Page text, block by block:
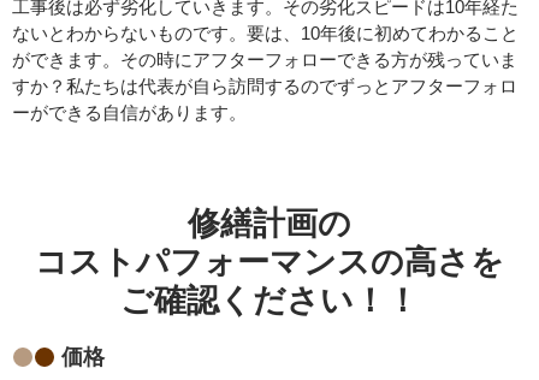
工事後は必ず劣化していきます。その劣化スピードは10年経た
ないとわからないものです。要は、10年後に初めてわかること
ができます。その時にアフターフォローできる方が残っていま
すか？私たちは代表が自ら訪問するのでずっとアフターフォロ
ーができる自信があります。
修繕計画の
コストパフォーマンスの高さを
ご確認ください！！
価格